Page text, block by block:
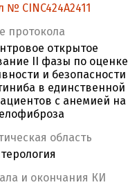
№ CINC424A2411
протокола
открытое
II фазы по оценке
и безопасности
в единственной
с анемией на
область
и окончания КИ